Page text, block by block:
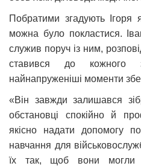
Побратими згадують
можна було покластися.
служив поруч із ним,
ставився до кожного
найнапруженіші моменти
«Він завжди залишався
обстановці спокійно й
якісно надати допомогу
навчання для
їх так, щоб вони могли